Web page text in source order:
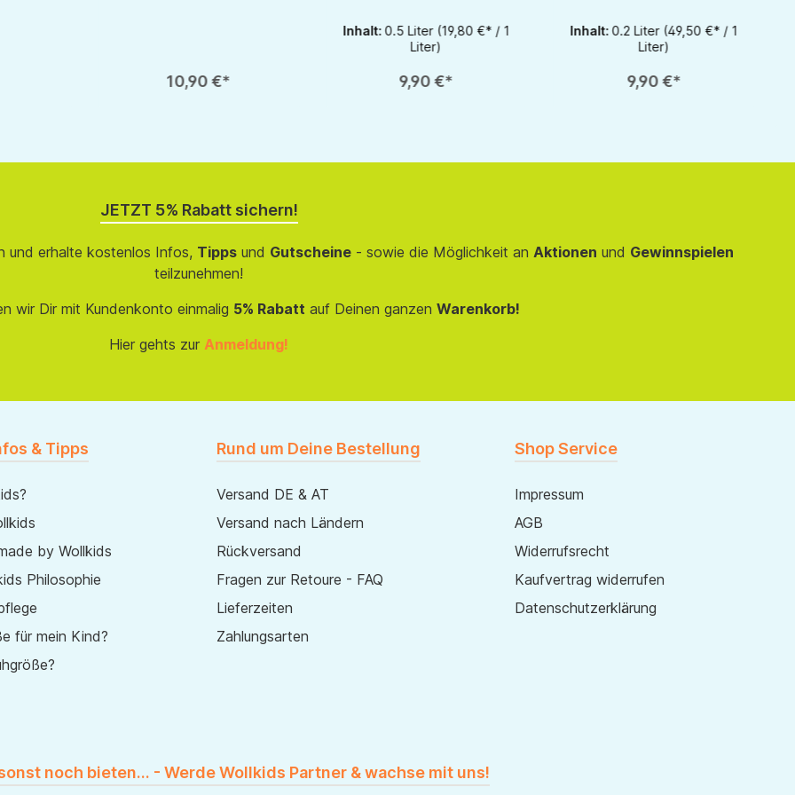
10,90 €*
Inhalt: 0.5 Liter (19,80 €* / 1
Liter)
9,90 €*
1
Inhalt: 0.2 Liter (49,50 €* / 1
Liter)
9,90 €*
1
JETZT 5% Rabatt sichern!
und erhalte kostenlos Infos, Tippsund Gutscheine- sowie die Möglichkeit an Aktionen und Gewinnspielen
teilzunehmen!
wir Dir mit Kundenkonto einmalig 5% Rabatt auf Deinen ganzen Warenkorb!
Hier gehts zur Anmeldung!
& Tipps
by Wollkids
Philosophie
für mein Kind?
Rund um Deine Bestellung
Versand DE & AT
Versand nach Ländern
Rückversand
Fragen zur Retoure - FAQ
Lieferzeiten
Zahlungsarten
Shop Service
Impressum
AGB
Widerrufsrecht
Kaufvertrag widerrufen
Datenschutzerklärung
noch bieten... - Werde Wollkids Partner & wachse mit uns!